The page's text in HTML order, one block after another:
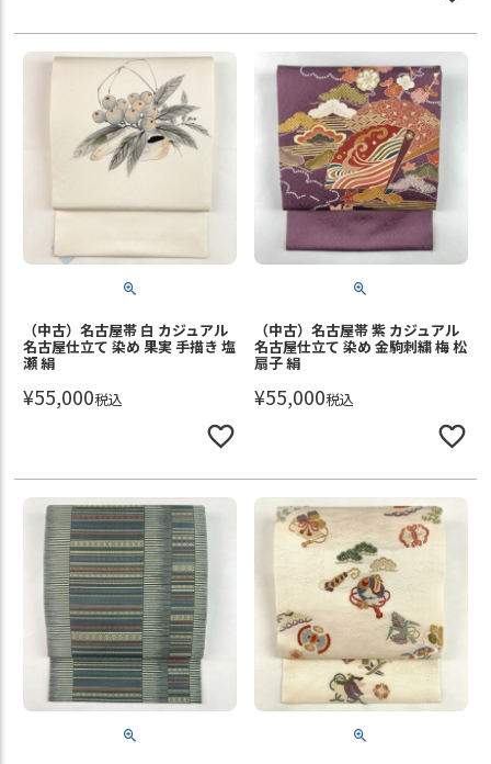
（中古）名古屋帯 白 カジュアル
名古屋仕立て 染め 果実 手描き 塩
瀬 絹
¥55,000税込
（中古）名古屋帯 紫 カジュアル
名古屋仕立て 染め 金駒刺繍 梅 松
扇子 絹
¥55,000税込